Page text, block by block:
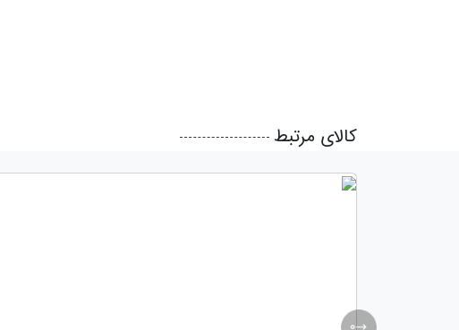
کالای مرتبط